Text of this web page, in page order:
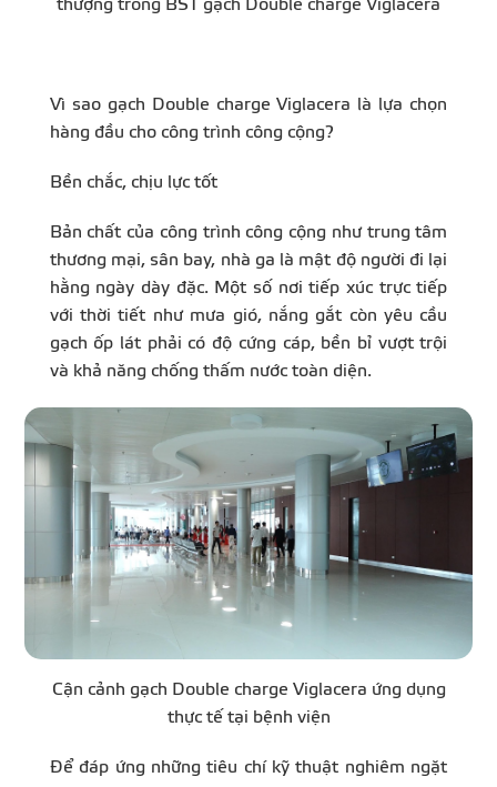
thượng trong BST gạch Double charge Viglacera
Vì sao gạch Double charge Viglacera là lựa chọn
hàng đầu cho công trình công cộng?
Bền chắc, chịu lực tốt
Bản chất của công trình công cộng như trung tâm
thương mại, sân bay, nhà ga là mật độ người đi lại
hằng ngày dày đặc. Một số nơi tiếp xúc trực tiếp
với thời tiết như mưa gió, nắng gắt còn yêu cầu
gạch ốp lát phải có độ cứng cáp, bền bỉ vượt trội
và khả năng chống thấm nước toàn diện.
Cận cảnh gạch Double charge Viglacera ứng dụng
thực tế tại bệnh viện
Để đáp ứng những tiêu chí kỹ thuật nghiêm ngặt